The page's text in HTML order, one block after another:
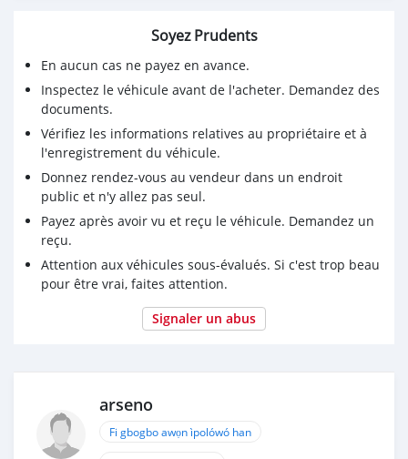
Soyez Prudents
En aucun cas ne payez en avance.
Inspectez le véhicule avant de l'acheter. Demandez des
documents.
Vérifiez les informations relatives au propriétaire et à
l'enregistrement du véhicule.
Donnez rendez-vous au vendeur dans un endroit
public et n'y allez pas seul.
Payez après avoir vu et reçu le véhicule. Demandez un
reçu.
Attention aux véhicules sous-évalués. Si c'est trop beau
pour être vrai, faites attention.
Signaler un abus
arseno
Fi gbogbo awọn ìpolówó han